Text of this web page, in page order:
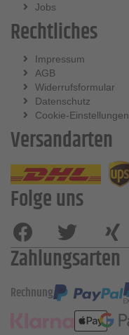
Jobs
Rechtliches
Impressum
AGB
Widerrufsformular
Datenschutz
Cookie-Einstellungen
Versandarten
Folge uns
Zahlungsarten
Rechnung